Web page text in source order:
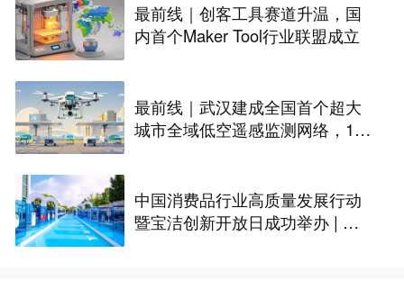
最前线｜创客工具赛道升温，国
内首个Maker Tool行业联盟成立
最前线｜武汉建成全国首个超大
城市全域低空遥感监测网络，146
中国消费品行业高质量发展行动
暨宝洁创新开放日成功举办 | 最